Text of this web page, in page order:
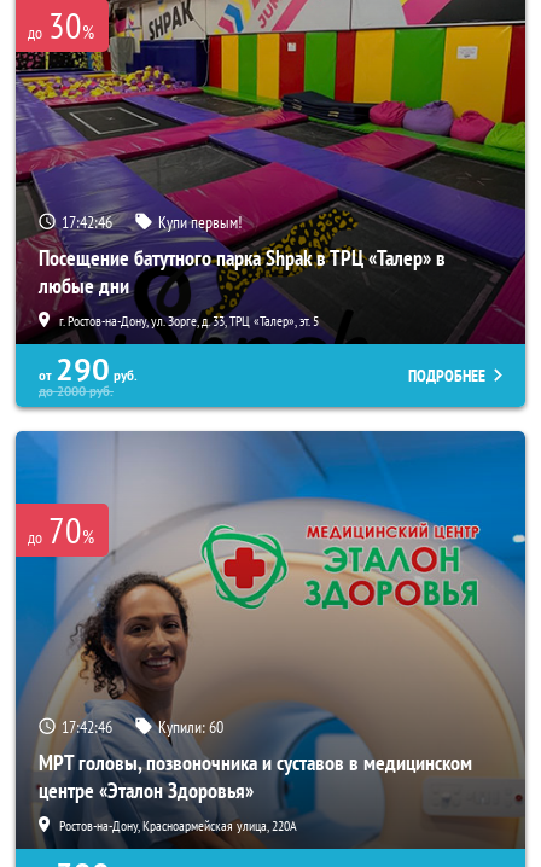
до 30%
17:42:44 Купи первым!
Посещение батутного парка Shpak в ТРЦ «Талер» в
любые дни
г. Ростов-на-Дону, ул. Зорге, д. 33, ТРЦ «Талер», эт. 5
от 290 руб.
до2000руб.
ПОДРОБНЕЕ
до 70%
17:42:44 Купили:60
МРТ головы, позвоночника и суставов в медицинском
центре «Эталон Здоровья»
Ростов-на-Дону, Красноармейская улица, 220А